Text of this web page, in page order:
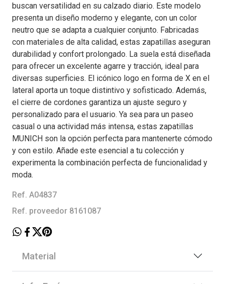
buscan versatilidad en su calzado diario. Este modelo
presenta un diseño moderno y elegante, con un color
neutro que se adapta a cualquier conjunto. Fabricadas
con materiales de alta calidad, estas zapatillas aseguran
durabilidad y confort prolongado. La suela está diseñada
para ofrecer un excelente agarre y tracción, ideal para
diversas superficies. El icónico logo en forma de X en el
lateral aporta un toque distintivo y sofisticado. Además,
el cierre de cordones garantiza un ajuste seguro y
personalizado para el usuario. Ya sea para un paseo
casual o una actividad más intensa, estas zapatillas
MUNICH son la opción perfecta para mantenerte cómodo
y con estilo. Añade este esencial a tu colección y
experimenta la combinación perfecta de funcionalidad y
moda.
Ref. A04837
Ref. proveedor 8161087
Material